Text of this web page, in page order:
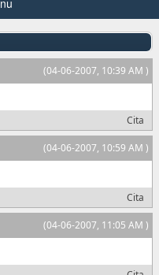
(04-06-2007, 10:39 AM )
Cita
(04-06-2007, 10:59 AM )
Cita
(04-06-2007, 11:05 AM )